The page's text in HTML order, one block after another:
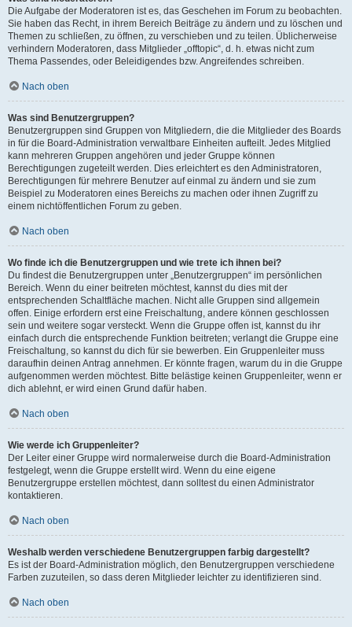
Die Aufgabe der Moderatoren ist es, das Geschehen im Forum zu beobachten.
Sie haben das Recht, in ihrem Bereich Beiträge zu ändern und zu löschen und
Themen zu schließen, zu öffnen, zu verschieben und zu teilen. Üblicherweise
verhindern Moderatoren, dass Mitglieder „offtopic“, d. h. etwas nicht zum
Thema Passendes, oder Beleidigendes bzw. Angreifendes schreiben.
Nach oben
Was sind Benutzergruppen?
Benutzergruppen sind Gruppen von Mitgliedern, die die Mitglieder des Boards
in für die Board-Administration verwaltbare Einheiten aufteilt. Jedes Mitglied
kann mehreren Gruppen angehören und jeder Gruppe können
Berechtigungen zugeteilt werden. Dies erleichtert es den Administratoren,
Berechtigungen für mehrere Benutzer auf einmal zu ändern und sie zum
Beispiel zu Moderatoren eines Bereichs zu machen oder ihnen Zugriff zu
einem nichtöffentlichen Forum zu geben.
Nach oben
Wo finde ich die Benutzergruppen und wie trete ich ihnen bei?
Du findest die Benutzergruppen unter „Benutzergruppen“ im persönlichen
Bereich. Wenn du einer beitreten möchtest, kannst du dies mit der
entsprechenden Schaltfläche machen. Nicht alle Gruppen sind allgemein
offen. Einige erfordern erst eine Freischaltung, andere können geschlossen
sein und weitere sogar versteckt. Wenn die Gruppe offen ist, kannst du ihr
einfach durch die entsprechende Funktion beitreten; verlangt die Gruppe eine
Freischaltung, so kannst du dich für sie bewerben. Ein Gruppenleiter muss
daraufhin deinen Antrag annehmen. Er könnte fragen, warum du in die Gruppe
aufgenommen werden möchtest. Bitte belästige keinen Gruppenleiter, wenn er
dich ablehnt, er wird einen Grund dafür haben.
Nach oben
Wie werde ich Gruppenleiter?
Der Leiter einer Gruppe wird normalerweise durch die Board-Administration
festgelegt, wenn die Gruppe erstellt wird. Wenn du eine eigene
Benutzergruppe erstellen möchtest, dann solltest du einen Administrator
kontaktieren.
Nach oben
Weshalb werden verschiedene Benutzergruppen farbig dargestellt?
Es ist der Board-Administration möglich, den Benutzergruppen verschiedene
Farben zuzuteilen, so dass deren Mitglieder leichter zu identifizieren sind.
Nach oben